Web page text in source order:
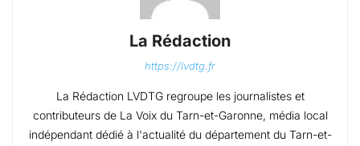
La Rédaction
https://lvdtg.fr
La Rédaction LVDTG regroupe les journalistes et
contributeurs de La Voix du Tarn-et-Garonne, média local
indépendant dédié à l'actualité du département du Tarn-et-